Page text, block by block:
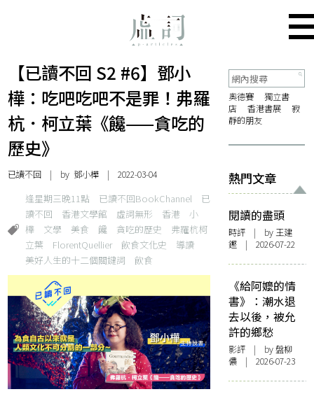
【已讀不回 S2 #6】鄧小
樺：吃吧吃吧不是罪！弗羅
杭．柯立葉《饞——貪吃的
歷史》
已讀不回 | by鄧小樺 | 2022-03-04
逢星期三晚11點 已讀不回BookChannel
已
讀不回
香港文學館 虛詞無形 香港
小
樺
文學 美食 饞 貪吃的歷史
弗羅杭柯
立葉
FlorentQuellier 飲食文化史
導讀
美好人生的十二個關鍵詞
飲食
奧德賽
獨立書
店
香港書展
寂
靜的朋友
熱門文章
閱讀的盡頭
時評 | by 王建
鏗 | 2026-07-22
《給阿嬤的情
書》：潮水退
去以後，被允
許的鄉愁
影評 | by 盤柳
儂 | 2026-07-23